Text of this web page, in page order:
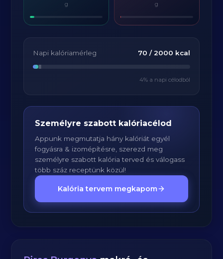
g g
Napi kalóriamérleg 70 / 2000 kcal
4% a napi célodból
Személyre szabott kalóriacélod
Appunk megmutatja hány kalóriát egyél
fogyásra & izomépítésre, szerezd meg
személyre szabott kalória terved és válogass
több száz receptünk közül!
Kalória tervem megkapom